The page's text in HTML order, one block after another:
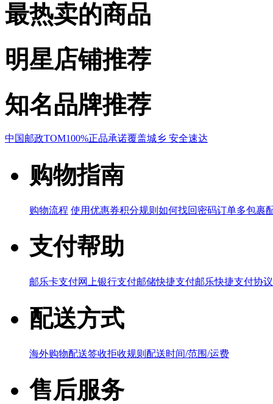
最热卖的商品
明星店铺推荐
知名品牌推荐
中国邮政TOM100%正品承诺覆盖城乡 安全速达
购物指南
购物流程 使用优惠券积分规则 如何找回密码订单多包裹
支付帮助
邮乐卡支付网上银行支付邮储快捷支付邮乐快捷支付协议
配送方式
海外购物配送签收拒收规则 配送时间/范围/运费
售后服务